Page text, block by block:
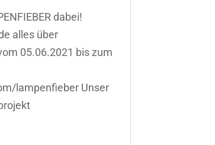
dabei!
alles über
05.06.2021 bis zum
lampenfieber Unser